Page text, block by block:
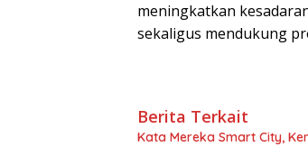
meningkatkan
sekaligus mendukung
Berita Terkait
Kata Mereka Smart City,